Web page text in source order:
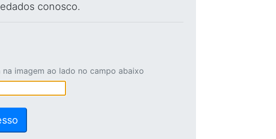
conosco.
imagem ao lado no campo abaixo